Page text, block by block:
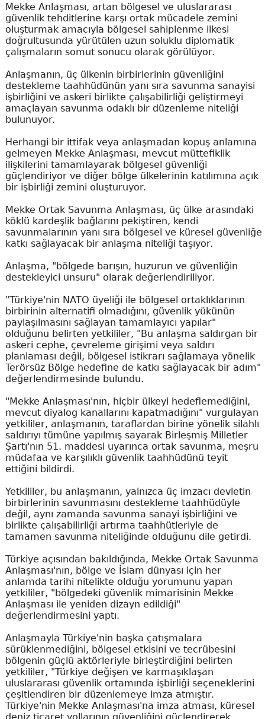
Mekke Anlaşması, artan bölgesel ve uluslararası
güvenlik tehditlerine karşı ortak mücadele zemini
oluşturmak amacıyla bölgesel sahiplenme ilkesi
doğrultusunda yürütülen uzun soluklu diplomatik
çalışmaların somut sonucu olarak görülüyor.
Anlaşmanın, üç ülkenin birbirlerinin güvenliğini
destekleme taahhüdünün yanı sıra savunma sanayisi
işbirliğini ve askeri birlikte çalışabilirliği geliştirmeyi
amaçlayan savunma odaklı bir düzenleme niteliği
bulunuyor.
Herhangi bir ittifak veya anlaşmadan kopuş anlamına
gelmeyen Mekke Anlaşması, mevcut müttefiklik
ilişkilerini tamamlayarak bölgesel güvenliği
güçlendiriyor ve diğer bölge ülkelerinin katılımına açık
bir işbirliği zemini oluşturuyor.
Mekke Ortak Savunma Anlaşması, üç ülke arasındaki
köklü kardeşlik bağlarını pekiştiren, kendi
savunmalarının yanı sıra bölgesel ve küresel güvenliğe
katkı sağlayacak bir anlaşma niteliği taşıyor.
Anlaşma, "bölgede barışın, huzurun ve güvenliğin
destekleyici unsuru" olarak değerlendiriliyor.
"Türkiye'nin NATO üyeliği ile bölgesel ortaklıklarının
birbirinin alternatifi olmadığını, güvenlik yükünün
paylaşılmasını sağlayan tamamlayıcı yapılar"
olduğunu belirten yetkililer, "Bu anlaşma saldırgan bir
askeri cephe, çevreleme girişimi veya saldırı
planlaması değil, bölgesel istikrarı sağlamaya yönelik
Terörsüz Bölge hedefine de katkı sağlayacak bir adım"
değerlendirmesinde bulundu.
"Mekke Anlaşması'nın, hiçbir ülkeyi hedeflemediğini,
mevcut diyalog kanallarını kapatmadığını" vurgulayan
yetkililer, anlaşmanın, taraflardan birine yönelik silahlı
saldırıyı tümüne yapılmış sayarak Birleşmiş Milletler
Şartı'nın 51. maddesi uyarınca ortak savunma, meşru
müdafaa ve karşılıklı güvenlik taahhüdünü teyit
ettiğini bildirdi.
Yetkililer, bu anlaşmanın, yalnızca üç imzacı devletin
birbirlerinin savunmasını destekleme taahhüdüyle
değil, aynı zamanda savunma sanayi işbirliğini ve
birlikte çalışabilirliği artırma taahhütleriyle de
tamamen savunma niteliğinde olduğunu dile getirdi.
Türkiye açısından bakıldığında, Mekke Ortak Savunma
Anlaşması'nın, bölge ve İslam dünyası için her
anlamda tarihi nitelikte olduğu yorumunu yapan
yetkililer, "bölgedeki güvenlik mimarisinin Mekke
Anlaşması ile yeniden dizayn edildiği"
değerlendirmesini yaptı.
Anlaşmayla Türkiye'nin başka çatışmalara
sürüklenmediğini, bölgesel etkisini ve tecrübesini
bölgenin güçlü aktörleriyle birleştirdiğini belirten
yetkililer, "Türkiye değişen ve karmaşıklaşan
uluslararası güvenlik ortamında işbirliği seçeneklerini
çeşitlendiren bir düzenlemeye imza atmıştır.
Türkiye'nin Mekke Anlaşması'na imza atması, küresel